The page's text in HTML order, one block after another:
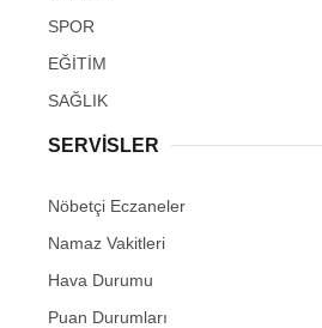
SPOR
EĞİTİM
SAĞLIK
SERVİSLER
Nöbetçi Eczaneler
Namaz Vakitleri
Hava Durumu
Puan Durumları